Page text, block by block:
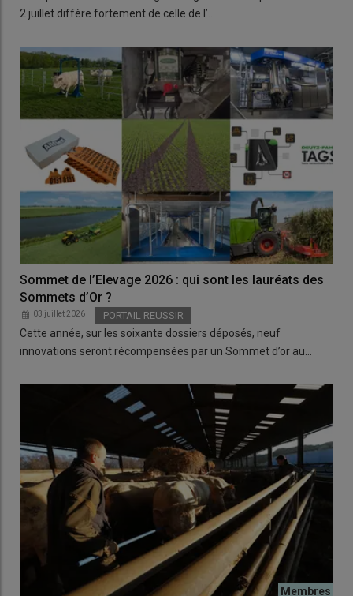
2 juillet diffère fortement de celle de l’…
Sommet de l’Elevage 2026 : qui sont les lauréats des
Sommets d’Or ?
03 juillet 2026 PORTAIL REUSSIR
Cette année, sur les soixante dossiers déposés, neuf
innovations seront récompensées par un Sommet d’or au…